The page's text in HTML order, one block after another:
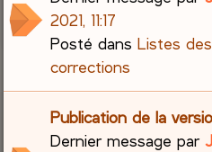
2021, 11:17
Posté dansListes
corrections
Publication de la
Dernier message par